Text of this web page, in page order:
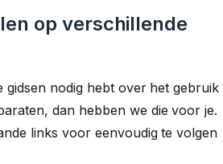
op verschillende
gidsen nodig hebt over het gebruik
dan hebben we die voor je.
links voor eenvoudig te volgen